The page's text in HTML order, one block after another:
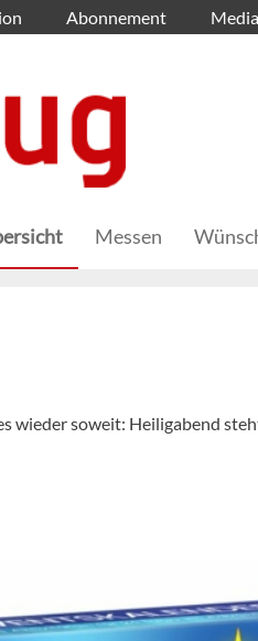
Abonnement
Messen
wieder soweit: Heiligabend